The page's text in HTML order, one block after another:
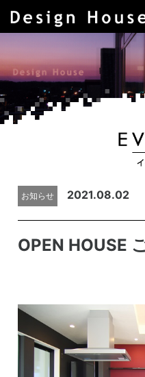
お知らせ 2021.08.02
OPEN HOUSE